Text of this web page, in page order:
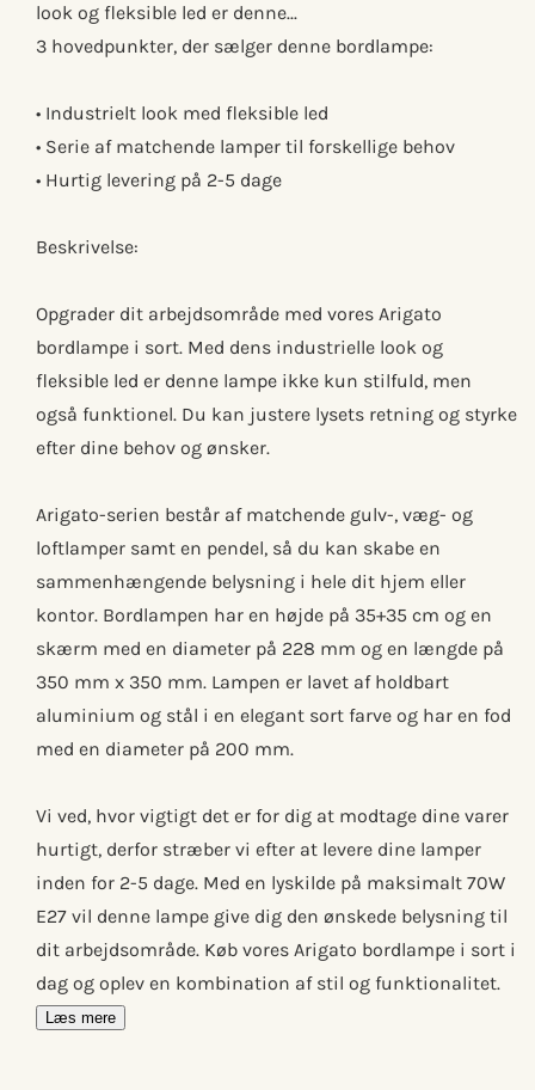
look og fleksible led er denne...
3 hovedpunkter, der sælger denne bordlampe:
• Industrielt look med fleksible led
• Serie af matchende lamper til forskellige behov
• Hurtig levering på 2-5 dage
Beskrivelse:
Opgrader dit arbejdsområde med vores Arigato
bordlampe i sort. Med dens industrielle look og
fleksible led er denne lampe ikke kun stilfuld, men
også funktionel. Du kan justere lysets retning og styrke
efter dine behov og ønsker.
Arigato-serien består af matchende gulv-, væg- og
loftlamper samt en pendel, så du kan skabe en
sammenhængende belysning i hele dit hjem eller
kontor. Bordlampen har en højde på 35+35 cm og en
skærm med en diameter på 228 mm og en længde på
350 mm x 350 mm. Lampen er lavet af holdbart
aluminium og stål i en elegant sort farve og har en fod
med en diameter på 200 mm.
Vi ved, hvor vigtigt det er for dig at modtage dine varer
hurtigt, derfor stræber vi efter at levere dine lamper
inden for 2-5 dage. Med en lyskilde på maksimalt 70W
E27 vil denne lampe give dig den ønskede belysning til
dit arbejdsområde. Køb vores Arigato bordlampe i sort i
dag og oplev en kombination af stil og funktionalitet.
Læs mere